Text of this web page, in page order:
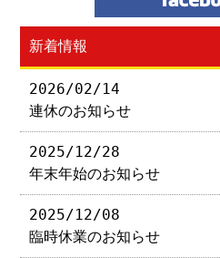
新着情報
2026/02/14
連休のお知らせ
2025/12/28
年末年始のお知らせ
2025/12/08
臨時休業のお知らせ